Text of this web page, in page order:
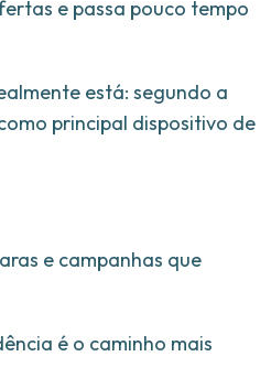
e passa pouco tempo
está: segundo a
principal dispositivo de
e campanhas que
é o caminho mais